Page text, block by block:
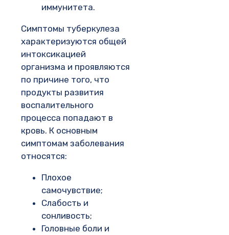
иммунитета.
Симптомы туберкулеза
характеризуются общей
интоксикацией
организма и проявляются
по причине того, что
продукты развития
воспалительного
процесса попадают в
кровь. К основным
симптомам заболевания
относятся:
Плохое
самочувствие;
Слабость и
сонливость;
Головные боли и